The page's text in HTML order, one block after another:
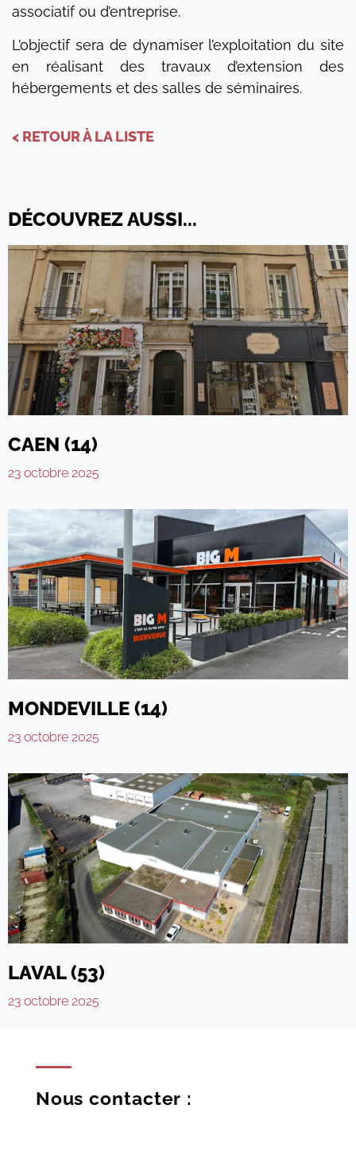
associatif ou d’entreprise.
L’objectif sera de dynamiser l’exploitation du site
en réalisant des travaux d’extension des
hébergements et des salles de séminaires.
< RETOUR À LA LISTE
DÉCOUVREZ AUSSI...
CAEN (14)
23 octobre 2025
MONDEVILLE (14)
23 octobre 2025
LAVAL (53)
23 octobre 2025
Nous contacter :